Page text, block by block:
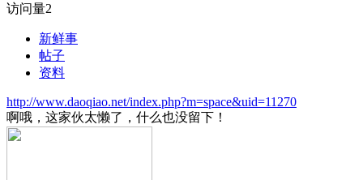
访问量2
新鲜事
帖子
资料
http://www.daoqiao.net/index.php?m=space&uid=11270
啊哦，这家伙太懒了，什么也没留下！